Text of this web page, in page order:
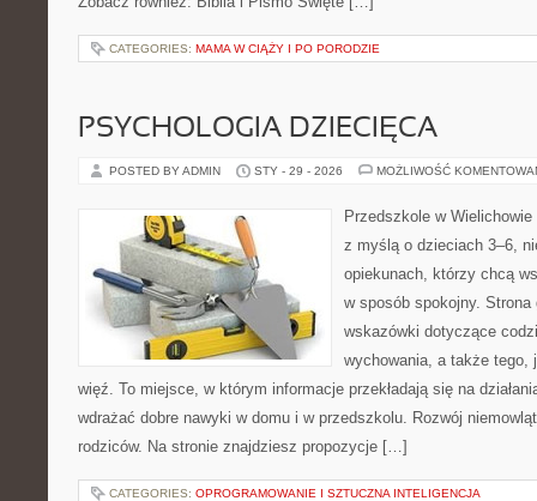
CATEGORIES: MAMA W CIĄŻY I PO PORODZIE
PSYCHOLOGIA DZIECIĘCA
POSTED BY ADMIN STY - 29 - 2026 MOŻLIWOŚĆ
Przedszkole w
z myślą o dzieciach 3–6,
opiekunach, którzy chcą
w sposób spokojny.
wskazówki dotyczące
wychowania, a także tego,
więź. To miejsce, w którym informacje przekładają się na
wdrażać dobre nawyki w domu i w przedszkolu. Rozwój
rodziców. Na stronie znajdziesz propozycje […]
CATEGORIES: OPROGRAMOWANIE I SZTUCZNA INTELIGENCJA